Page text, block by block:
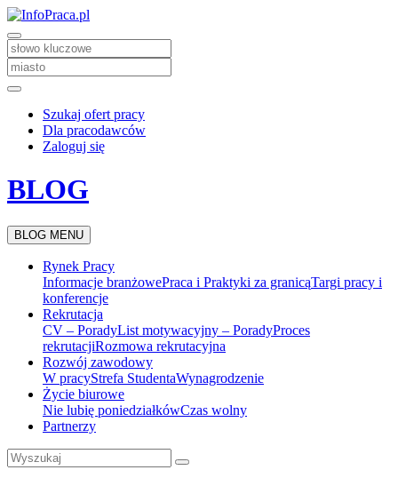
Szukaj ofert pracy
Dla pracodawców
Zaloguj się
BLOG
BLOG MENU
Rynek Pracy
Informacje branżowePraca i Praktyki za granicąTargi pracy i
konferencje
Rekrutacja
CV – PoradyList motywacyjny – PoradyProces
rekrutacjiRozmowa rekrutacyjna
Rozwój zawodowy
W pracyStrefa StudentaWynagrodzenie
Życie biurowe
Nie lubię poniedziałkówCzas wolny
Partnerzy